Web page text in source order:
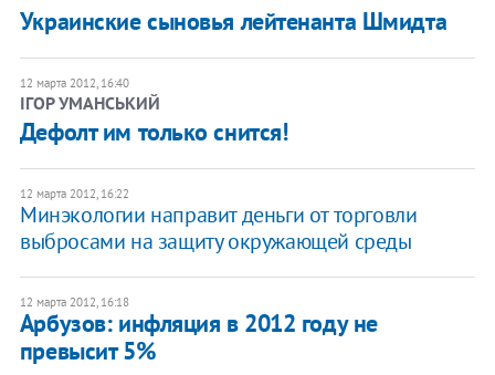
Украинские сыновья лейтенанта Шмидта
12 марта 2012, 16:40
ІГОР УМАНСЬКИЙ
Дефолт им только снится!
12 марта 2012, 16:22
Минэкологии направит деньги от торговли
выбросами на защиту окружающей среды
12 марта 2012, 16:18
Арбузов: инфляция в 2012 году не
превысит 5%